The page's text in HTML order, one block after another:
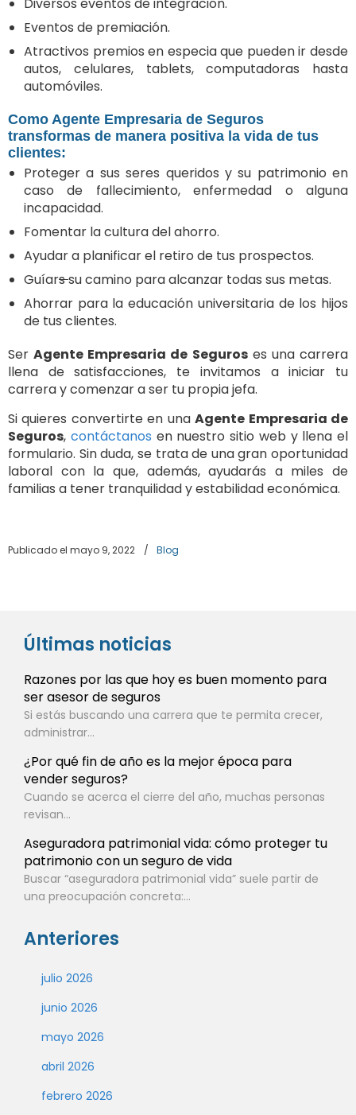
Diversos eventos de integración.
Eventos de premiación.
Atractivos premios en especia que pueden ir desde
autos, celulares, tablets, computadoras hasta
automóviles.
Como Agente Empresaria de Seguros
transformas de manera positiva la vida de tus
clientes:
Proteger a sus seres queridos y su patrimonio en
caso de fallecimiento, enfermedad o alguna
incapacidad.
Fomentar la cultura del ahorro.
Ayudar a planificar el retiro de tus prospectos.
Guíarssu camino para alcanzar todas sus metas.
Ahorrar para la educación universitaria de los hijos
de tus clientes.
SerAgente Empresaria de Seguroses una carrera
llena de satisfacciones, te invitamos a iniciar tu
carrera y comenzar a ser tu propia jefa.
Si quieres convertirte en unaAgente Empresaria de
Seguros, contáctanos en nuestro sitio web y llena el
formulario. Sin duda, se trata de una gran oportunidad
laboral con la que, además, ayudarás a miles de
familias a tener tranquilidad y estabilidad económica.
Publicado el mayo 9, 2022 / Blog
Últimas noticias
Razones por las que hoy es buen momento para
ser asesor de seguros
Si estás buscando una carrera que te permita crecer,
administrar...
¿Por qué fin de año es la mejor época para
vender seguros?
Cuando se acerca el cierre del año, muchas personas
revisan...
Aseguradora patrimonial vida: cómo proteger tu
patrimonio con un seguro de vida
Buscar “aseguradora patrimonial vida” suele partir de
una preocupación concreta:...
Anteriores
julio 2026
junio 2026
mayo 2026
abril 2026
febrero 2026